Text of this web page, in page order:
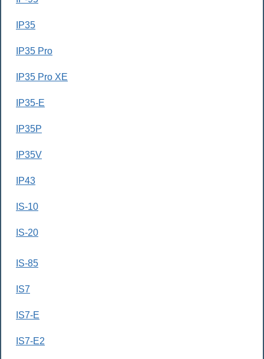
IP35
IP35 Pro
IP35 Pro XE
IP35-E
IP35P
IP35V
IP43
IS-10
IS-20
IS-85
IS7
IS7-E
IS7-E2